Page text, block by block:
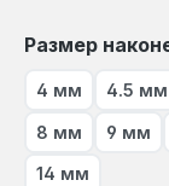
Выберите
Размер
4 мм 4.5 мм
8 мм 9 мм
14 мм